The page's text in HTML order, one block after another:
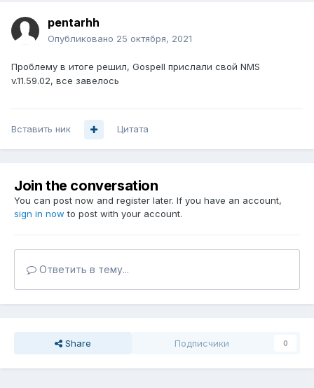
pentarhh
Опубликовано 25 октября, 2021
Проблему в итоге решил, Gospell прислали свой NMS
v.11.59.02, все завелось
Вставить ник Цитата
Join the conversation
You can post now and register later. If you have an account,
sign in now to post with your account.
Ответить в тему...
Share Подписчики 0